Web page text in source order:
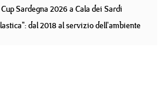
Sardegna 2026 a Cala dei Sardi
dal 2018 al servizio dell'ambiente